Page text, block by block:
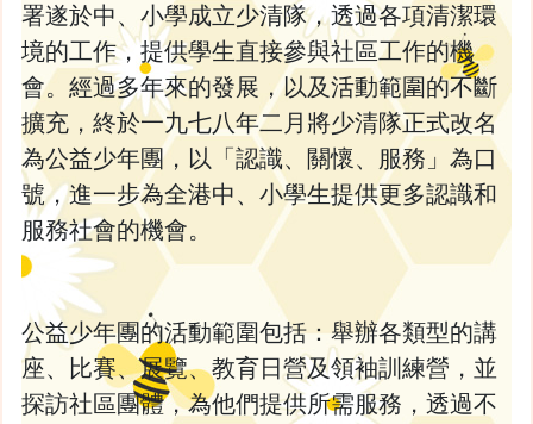
署遂於中、小學成立少清隊，透過各項清潔環
境的工作，提供學生直接參與社區工作的機
會。經過多年來的發展，以及活動範圍的不斷
擴充，終於一九七八年二月將少清隊正式改名
為公益少年團，以「認識、關懷、服務」為口
號，進一步為全港中、小學生提供更多認識和
服務社會的機會。
公益少年團的活動範圍包括：舉辦各類型的講
座、比賽、展覽、教育日營及領袖訓練營，並
探訪社區團體，為他們提供所需服務，透過不